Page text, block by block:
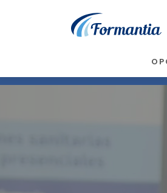
Resultados